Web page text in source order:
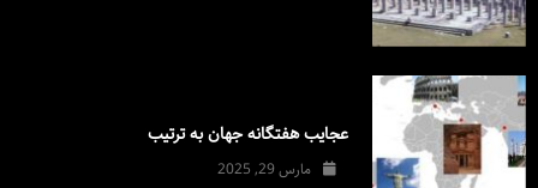
عجایب هفتگانه جهان به ترتیب
مارس 29, 2025